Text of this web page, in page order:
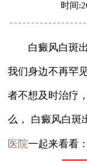
时间
白癜风白斑出
我们身边不再罕
者不想及时治疗
么， 白癜风白斑
医院一起来看看：